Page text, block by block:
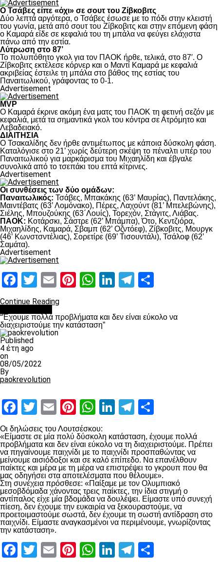
Ο Τσάβες είπε «όχι» σε σουτ του Ζίβκοβιτς
Δύο λεπτά αργότερα, ο Τσάβες έσωσε με το πόδι στην κλειστή
του γωνία, μετά από σουτ του Ζίβκοβιτς και στην επόμενη φάση
ο Καμαρά είδε σε κεφαλιά του τη μπάλα να φεύγει ελάχιστα
πάνω από την εστία.
Λύτρωση στο 87’
Το πολυπόθητο γκολ για τον ΠΑΟΚ ήρθε, τελικά, στο 87′. Ο
Ζίβκοβιτς εκτέλεσε κόρνερ και ο Μαντί Καμαρά με κεφαλιά
ακριβείας έστειλε τη μπάλα στο βάθος της εστίας του
Παναιτωλικού, γράφοντας το 0-1.
Advertisement
MVP
Ο Καμαρά έκρινε ακόμη ένα ματς του ΠΑΟΚ τη φετινή σεζόν με
κεφαλιά, μετά τα σημαντικά γκολ του κόντρα σε Ατρόμητο και
Λεβαδειακό.
ΔΙΑΙΤΗΣΙΑ
Ο Τσακαλίδης δεν ήρθε αντιμέτωπος με κάποια δύσκολη φάση.
Καταλόγισε στο 21’ χωρίς δεύτερη σκέψη το πέναλτι υπέρ του
Παναιτωλικού για μαρκάρισμα του Μιχαηλίδη και έβγαλε
συνολικά από το τσεπάκι του επτά κίτρινες.
Advertisement
Οι συνθέσεις των δύο ομάδων:
Παναιτωλικός: Τσάβες, Μπακάκης (63’ Μαυρίας), Παντελάκης,
Μαιντέβατς (63’ Λομόνακο), Πέρες, Λαχούντ (81’ Μπελεβώνης),
Σιέλης, Μπουζούκης (63΄Λουίς), Τορεχόν, Στάγιτς, Λιάβας.
ΠΑΟΚ: Κοτάρσκι, Σάστρε (62’ Μπάμπα), Ότο, Κεντζιόρα,
Μιχαηλίδης, Καμαρά, Σβαμπ (62’ Οζντόεφ), Ζίβκοβιτς, Μουργκ
(46’ Κωνστσντέλιας), Σορετίρε (69’ Τισουντάλι), Τσάλοφ (62’
Σαμάτα).
Advertisement
Facebook
Twitter
EmailPinterest
WhatsApp
LinkedIn
Telegram
Continue Reading
“Έχουμε πολλά προβλήματα και δεν είναι εύκολο να
διαχειριστούμε την κατάσταση”
Published
4 έτη ago
on
08/05/2022
By
paokrevolution
Facebook
Twitter
EmailPinterest
WhatsApp
LinkedIn
Telegram
Οι δηλώσεις του Λουτσέσκου:
«Είμαστε σε μία πολύ δύσκολη κατάσταση, έχουμε πολλά
προβλήματα και δεν είναι εύκολο να τη διαχειριστούμε. Πρέπει
να πηγαίνουμε παιχνίδι με το παιχνίδι προσπαθώντας να
μείνουμε αισιόδοξοι και σε καλό επίπεδο. Να επανέλθουν
παίκτες και μέρα με τη μέρα να επιστρέψει το γκρουπ που θα
μας οδηγήσει στα αποτελέσματα που θέλουμε».
Στη συνέχεια πρόσθεσε: «Παίξαμε με τον Ολυμπιακό
μεσοβδόμαδα χάνοντας τρεις παίκτες, την ίδια στιγμή ο
αντίπαλος είχε μία βδομάδα να δουλέψει. Είμαστε υπό συνεχή
πίεση, δεν έχουμε την ευκαιρία να ξεκουραστούμε, να
προετοιμαστούμε σωστά, δεν έχουμε τη σωστή αντίδραση στο
παιχνίδι. Είμαστε αναγκασμένοι να περιμένουμε, γνωρίζοντας
την κατάσταση».
Facebook
Twitter
EmailPinterest
WhatsApp
LinkedIn
Telegram